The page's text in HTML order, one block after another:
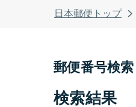
日本郵便トップ
郵便番号検索
検索結果